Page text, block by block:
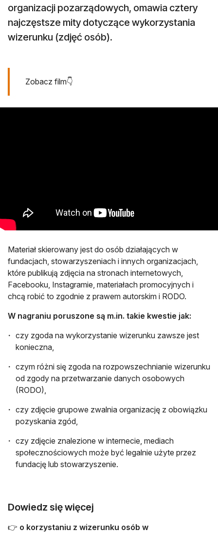
organizacji pozarządowych, omawia cztery
najczęstsze mity dotyczące wykorzystania
wizerunku (zdjęć osób).
Zobacz film👇
Materiał skierowany jest do osób działających w
fundacjach, stowarzyszeniach i innych organizacjach,
które publikują zdjęcia na stronach internetowych,
Facebooku, Instagramie, materiałach promocyjnych i
chcą robić to zgodnie z prawem autorskim i RODO.
W nagraniu poruszone są m.in. takie kwestie jak:
czy zgoda na wykorzystanie wizerunku zawsze jest
konieczna,
czym różni się zgoda na rozpowszechnianie wizerunku
od zgody na przetwarzanie danych osobowych
(RODO),
czy zdjęcie grupowe zwalnia organizację z obowiązku
pozyskania zgód,
czy zdjęcie znalezione w internecie, mediach
społecznościowych może być legalnie użyte przez
fundację lub stowarzyszenie.
Dowiedz się więcej
👉 o korzystaniu z wizerunku osób w